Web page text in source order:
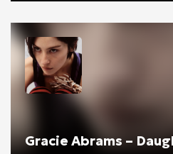
Gracie Abrams –